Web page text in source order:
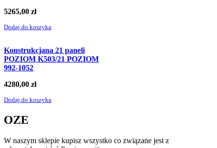
5265,00 zł
Dodaj do koszyka
Konstrukcjana 21 paneli
POZIOM K503/21 POZIOM
992-1052
4280,00 zł
Dodaj do koszyka
OZE
W naszym sklepie kupisz wszystko co związane jest z